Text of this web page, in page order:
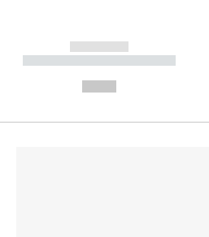
------------
----------- ----------- --------